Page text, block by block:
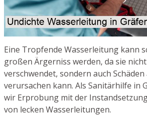
Eine Tropfende Wasserleitung kann
großen Ärgerniss werden, da sie
verschwendet, sondern auch
verursachen kann. Als Sanitärhilfe in
wir Erprobung mit der
von lecken Wasserleitungen.